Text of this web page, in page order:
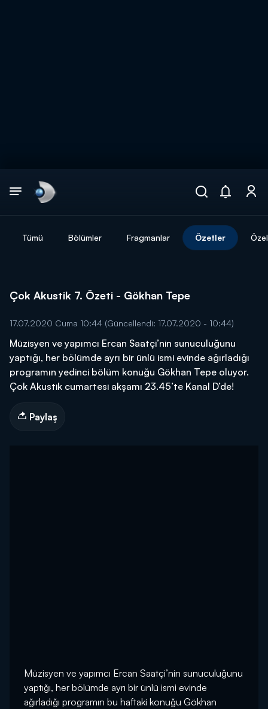
Tümü Bölümler Fragmanlar Özetler
Çok Akustik 7. Özeti - Gökhan Tepe
17.07.2020 Cuma 10:44 (Güncellendi: 17.07.2020 - 10:44)
Müzisyen ve yapımcı Ercan Saatçi’nin sunuculuğunu
yaptığı, her bölümde ayrı bir ünlü ismi evinde ağırladığı
programın yedinci bölüm konuğu Gökhan Tepe oluyor.
Çok Akustik cumartesi akşamı 23.45’te Kanal D’de!
Paylaş
Müzisyen ve yapımcı Ercan Saatçi’nin sunuculuğunu
yaptığı, her bölümde ayrı bir ünlü ismi evinde
ağırladığı programın bu haftaki konuğu Gökhan